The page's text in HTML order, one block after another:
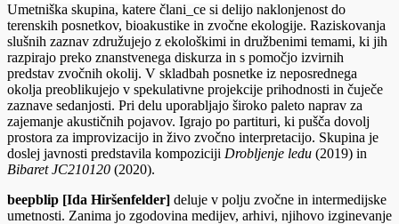
Umetniška skupina, katere člani_ce si delijo naklonjenost do
terenskih posnetkov, bioakustike in zvočne ekologije. Raziskovanja
slušnih zaznav združujejo z ekološkimi in družbenimi temami, ki jih
razpirajo preko znanstvenega diskurza in s pomočjo izvirnih
predstav zvočnih okolij. V skladbah posnetke iz neposrednega
okolja preoblikujejo v spekulativne projekcije prihodnosti in čuječe
zaznave sedanjosti. Pri delu uporabljajo široko paleto naprav za
zajemanje akustičnih pojavov. Igrajo po partituri, ki pušča dovolj
prostora za improvizacijo in živo zvočno interpretacijo. Skupina je
doslej javnosti predstavila kompoziciji Drobljenje ledu (2019) in
Bibaret JC210120 (2020).
beepblip [Ida Hiršenfelder] deluje v polju zvočne in intermedijske
umetnosti. Zanima jo zgodovina medijev, arhivi, njihovo izginevanje